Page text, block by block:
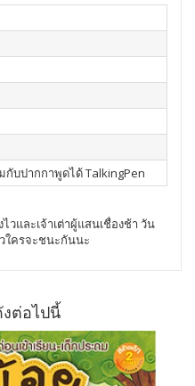
กับปากกาพูดได้ TalkingPen
วและเจ้าเต่าผู้แสนเชื่องช้า วัน
ใครจะชนะกันนะ
ต่อไปนี้